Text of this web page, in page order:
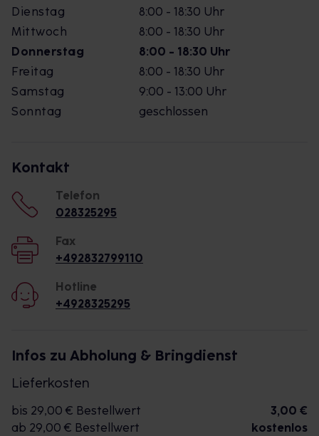
Dienstag
8:00 - 18:30 Uhr
Mittwoch
8:00 - 18:30 Uhr
Donnerstag
8:00 - 18:30 Uhr
Freitag
8:00 - 18:30 Uhr
Samstag
9:00 - 13:00 Uhr
Sonntag
geschlossen
Kontakt
Telefon
028325295
Fax
+492832799110
Hotline
+4928325295
Infos zu Abholung & Bringdienst
Lieferkosten
bis 29,00 € Bestellwert
3,00 €
ab 29,00 € Bestellwert
kostenlos